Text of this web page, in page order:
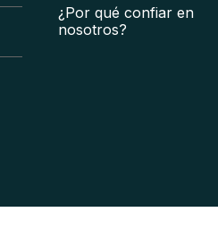
¿Por qué confiar en
nosotros?